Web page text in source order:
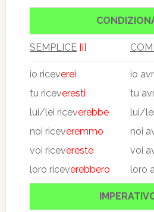
SEMPLICE [i]
io riceverei
tu riceveresti
lui/lei riceverebbe
noi riceveremmo
voi ricevereste
loro riceverebbero
io
tu
lui/
noi
voi
loro